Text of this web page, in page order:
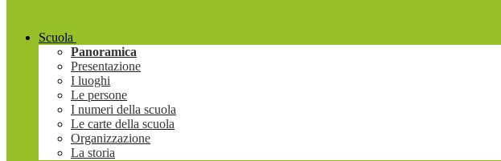
Scuola
Panoramica
Presentazione
I luoghi
Le persone
I numeri della scuola
Le carte della scuola
Organizzazione
La storia